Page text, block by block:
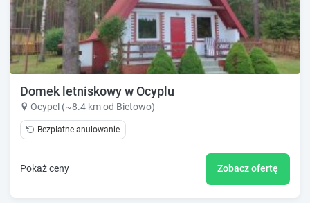
Domek letniskowy w Ocyplu
Ocypel (~8.4 km od Bietowo)
Bezpłatne anulowanie
Pokaż ceny Zobacz ofertę